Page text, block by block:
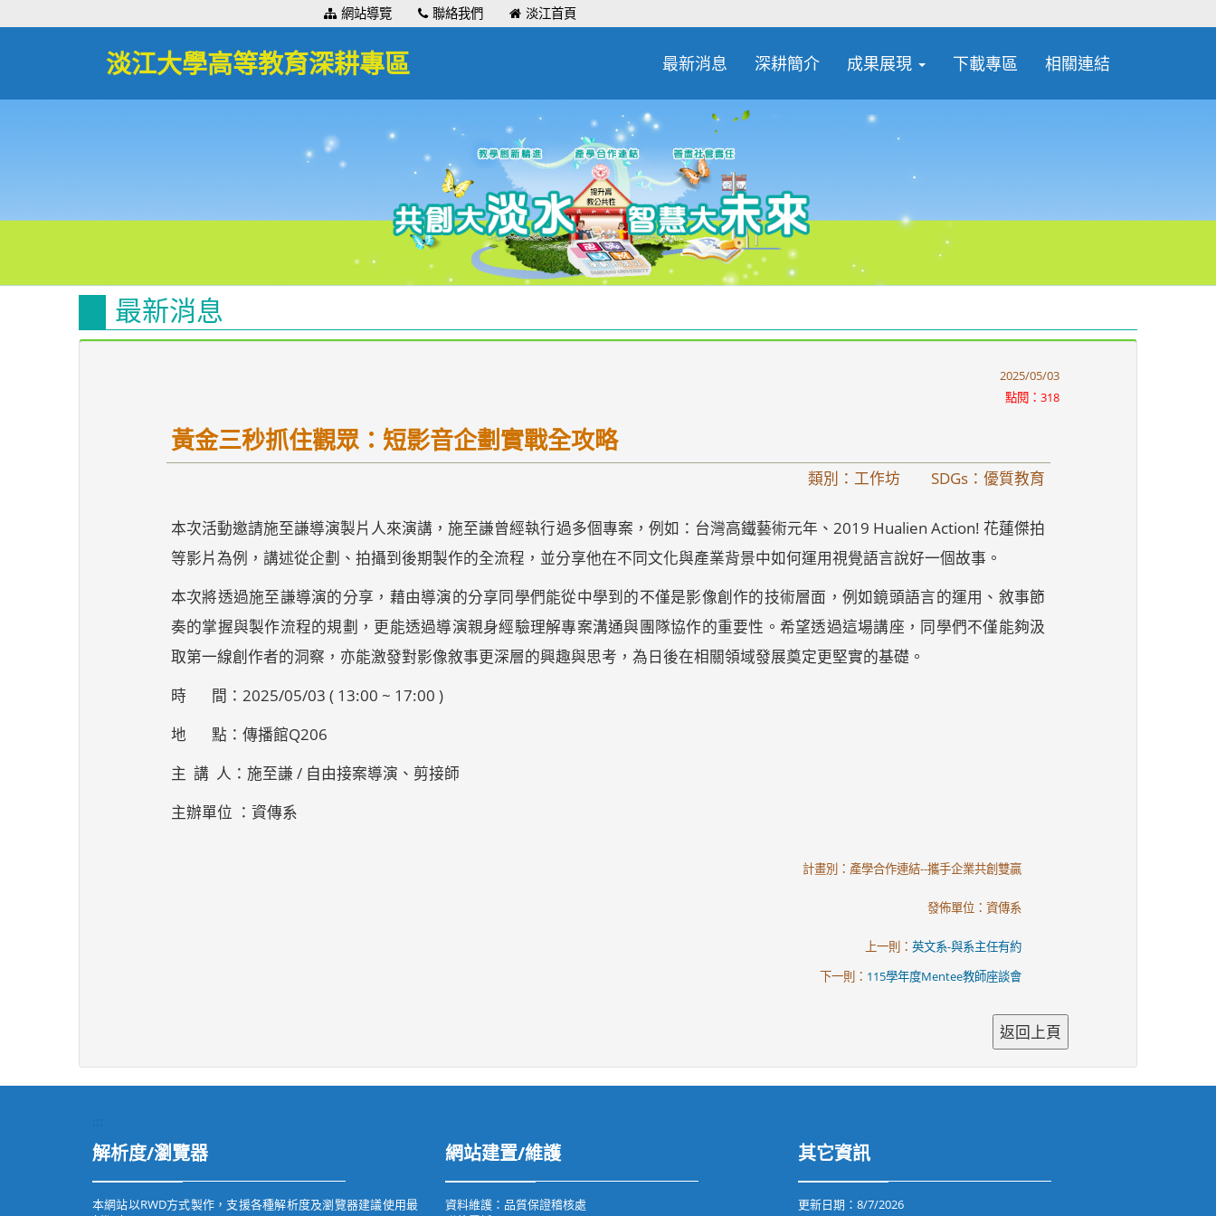
網站導覽 聯絡我們 淡江首頁
淡江大學高等教育深耕專區 最新消息 深耕簡介 成果展現 下載專區 相關連結
最新消息
2025/05/03
點閱：318
⿈⾦三秒抓住觀眾：短影⾳企劃實戰全攻略
類別：工作坊 SDGs：優質教育
本次活動邀請施至謙導演製片人來演講，施至謙曾經執行過多個專案，例如：台灣高鐵藝術元年、2019 Hualien Action! 花蓮傑拍
等影片為例，講述從企劃、拍攝到後期製作的全流程，並分享他在不同文化與產業背景中如何運用視覺語言說好一個故事。
本次將透過施至謙導演的分享，藉由導演的分享同學們能從中學到的不僅是影像創作的技術層面，例如鏡頭語言的運用、敘事節
奏的掌握與製作流程的規劃，更能透過導演親身經驗理解專案溝通與團隊協作的重要性。希望透過這場講座，同學們不僅能夠汲
取第一線創作者的洞察，亦能激發對影像敘事更深層的興趣與思考，為日後在相關領域發展奠定更堅實的基礎。
時 間：2025/05/03 ( 13:00 ~ 17:00 )
地 點：傳播館Q206
主 講 人：施至謙 / 自由接案導演、剪接師
主辦單位 ：資傳系
計畫別：產學合作連結--攜手企業共創雙贏
發佈單位：資傳系
上一則： 英文系-與系主任有約
下一則： 115學年度Mentee教師座談會
解析度/瀏覽器
本網站以RWD方式製作，支援各種解析度及瀏覽器建議使用最
網站建置/維護
資料維護：品質保證稽核處
其它資訊
更新日期： 8/7/2026